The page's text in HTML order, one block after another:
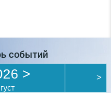
событий
> >